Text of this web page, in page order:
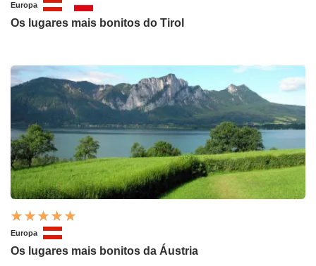
Europa
Os lugares mais bonitos do Tirol
Europa
Os lugares mais bonitos da Áustria